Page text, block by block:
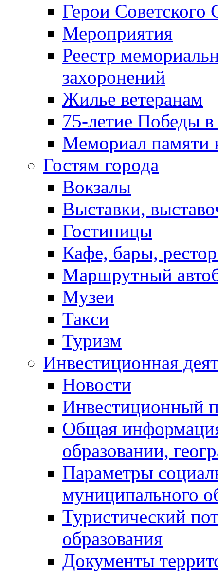
Герои Советского
Мероприятия
Реестр
захоронений
Жилье ветеранам
75-летие Победы
Мемориал памяти
Гостям города
Вокзалы
Выставки,
Гостиницы
Кафе, бары,
Маршрутный
Музеи
Такси
Туризм
Инвестиционная
Новости
Инвестиционный
Общая
образовании,
Параметры
муниципального
Туристический
образования
Документы